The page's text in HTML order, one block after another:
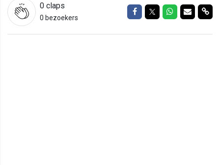
0 claps
0 bezoekers
Delen op Facebook
Delen op Twitter
Delen op
Delen